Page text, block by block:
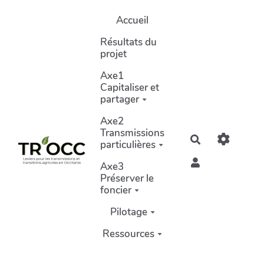
Aller au contenu principalAccueil
Résultats du
projet
Axe1
Capitaliser et
partager
Axe2
Transmissions
particulières
Axe3
Préserver le
foncier
Pilotage
Ressources
Rechercher